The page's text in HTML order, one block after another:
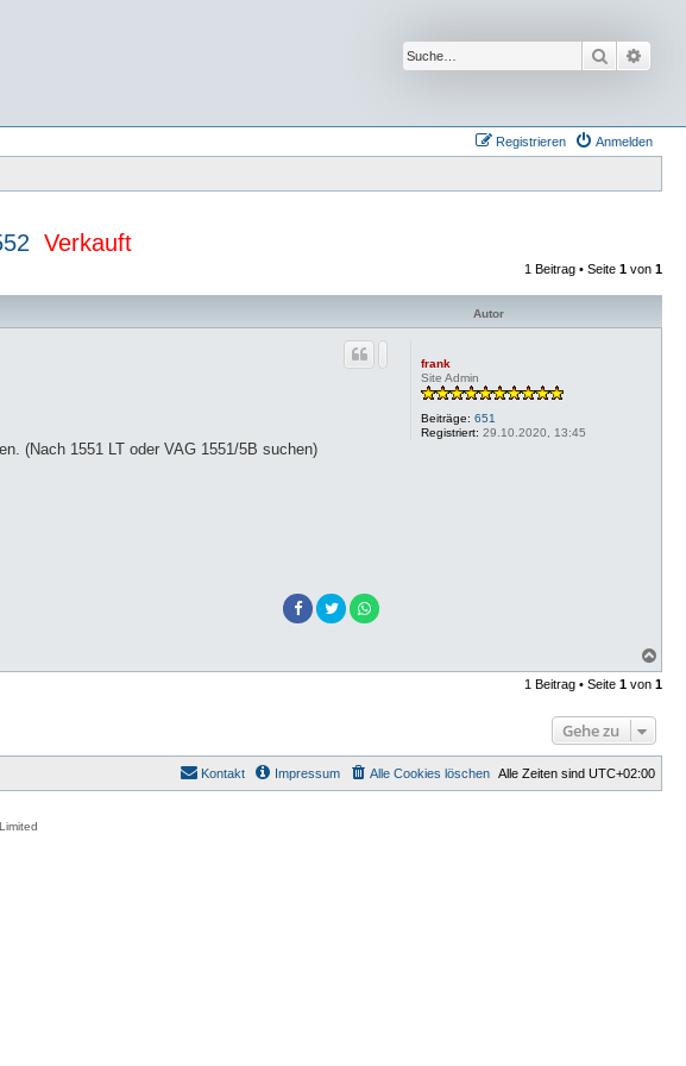
Suche
Anmelden
Registrieren
Verkauft
1 Beitrag • Seite 1 von 1
Autor
frank
Site Admin
Beiträge: 651
Registriert: 29.10.2020, 13:45
(Nach 1551 LT oder VAG 1551/5B suchen)
a
c
e
1 Beitrag • Seite 1 von 1
Gehe zu
Alle Zeiten sind UTC+02:00
Alle Cookies löschen
Impressum
Kontakt